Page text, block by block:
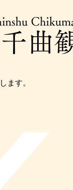
ます。